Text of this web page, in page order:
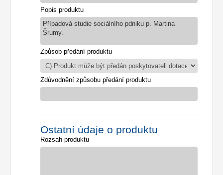
Popis produktu
Případová studie sociálního pdniku p. Martina
Šrumy.
Způsob předání produktu
Zdůvodnění způsobu předání produktu
Ostatní údaje o produktu
Rozsah produktu